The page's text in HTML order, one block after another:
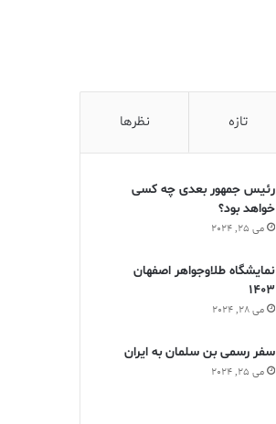
تازه نظرها
رئیس جمهور بعدی چه کسی
خواهد بود؟
می 25, 2024
نمایشگاه طلاوجواهر اصفهان
1403
می 28, 2024
سفر رسمی بن سلمان به ایران
می 25, 2024